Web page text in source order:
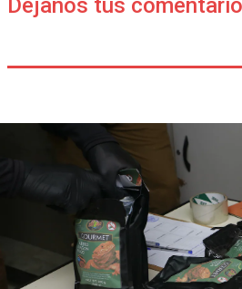
Déjanos tus